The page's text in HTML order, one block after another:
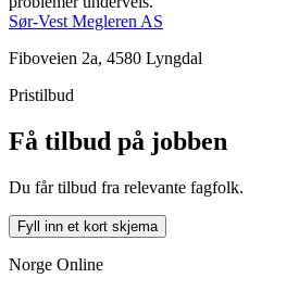
Sør-Vest Megleren AS
Fiboveien 2a, 4580 Lyngdal
Pristilbud
Få tilbud på jobben
Du får tilbud fra relevante fagfolk.
Fyll inn et kort skjema
Norge Online